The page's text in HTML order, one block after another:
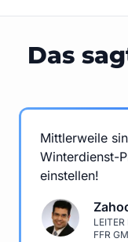
Das
Mittlerweile
Winterdienst-
einstellen!
FFR